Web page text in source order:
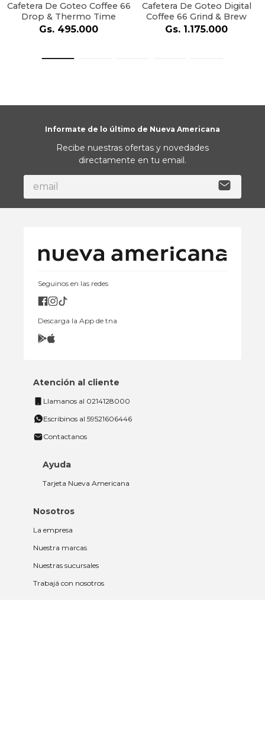
Cafetera De Goteo Coffee 66
Drop & Thermo Time
Gs. 495.000
Cafetera De Goteo Digital
Coffee 66 Grind & Brew
Gs. 1 .175.000
Informate de lo último de Nueva Americana
Recibe nuestras ofertas y novedades
directamente en tu email.
Seguinos en las redes
Descarga la App de tna
Atención al cliente
Llamanos al 0214128000
Escribinos al 59521606446
Contactanos
Ayuda
Tarjeta Nueva Americana
Nosotros
La empresa
Nuestra marcas
Nuestras sucursales
Trabajá con nosotros